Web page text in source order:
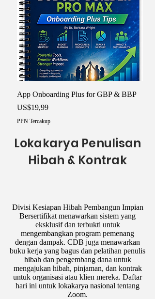
App Onboarding Plus for GBP & BBP
Harga
US$19,99
PPN Tercakup
Lokakarya Penulisan
Hibah & Kontrak
Divisi Kesiapan Hibah Pembangun Impian
Bersertifikat menawarkan sistem yang
eksklusif dan terbukti untuk
mengembangkan program pemenang
dengan dampak. CDB juga menawarkan
buku kerja yang bagus dan pelatihan penulis
hibah dan pengembang dana untuk
mengajukan hibah, pinjaman, dan kontrak
untuk organisasi atau klien mereka. Daftar
hari ini untuk lokakarya nasional tentang
Zoom.